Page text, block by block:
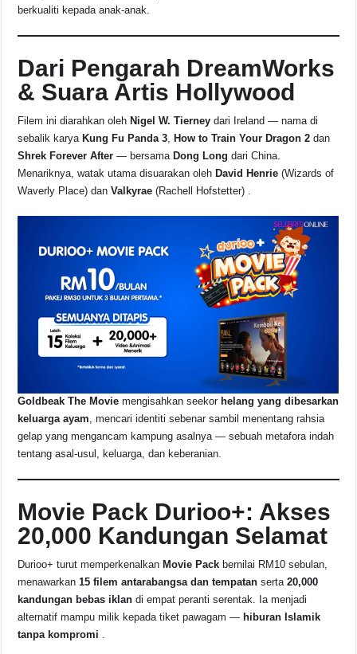
berkualiti kepada anak-anak.
Dari Pengarah DreamWorks
& Suara Artis Hollywood
Filem ini diarahkan oleh Nigel W. Tierney dari Ireland — nama di
sebalik karya Kung Fu Panda 3, How to Train Your Dragon 2 dan
Shrek Forever After — bersama Dong Long dari China.
Menariknya, watak utama disuarakan oleh David Henrie (Wizards of
Waverly Place) danValkyrae (Rachell Hofstetter) .
Goldbeak The Movie mengisahkan seekor helang yang dibesarkan
keluarga ayam, mencari identiti sebenar sambil menentang rahsia
gelap yang mengancam kampung asalnya — sebuah metafora indah
tentang asal-usul, keluarga, dan keberanian.
Movie Pack Durioo+: Akses
20,000 Kandungan Selamat
Durioo+ turut memperkenalkan Movie Pack bernilai RM10 sebulan,
menawarkan15 filem antarabangsa dan tempatan serta20,000
kandungan bebas iklan di empat peranti serentak. Ia menjadi
alternatif mampu milik kepada tiket pawagam — hiburan Islamik
tanpa kompromi .